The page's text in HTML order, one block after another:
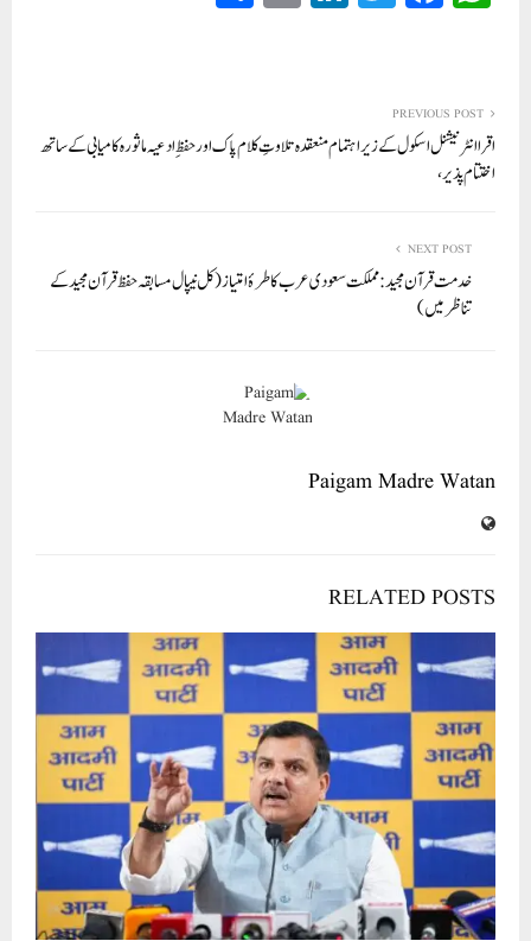
ha
A
pp
ce
ok
wi
nk
m
PREVIOUS POST
اقرا انٹرنیشنل اسکول کے زیر اہتمام منعقدہ تلاوتِ کلام پاک اور حفظِ ادعیہ ماثورہ کامیابی کے ساتھ
اختتام پذیر،
NEXT POST
خدمت قرآن مجید: مملکت سعودی عرب کا طرۂ امتیاز (کل نیپال مسابقہ حفظ قرآن مجید کے
تناظر میں)
Paigam Madre Watan
RELATED POSTS